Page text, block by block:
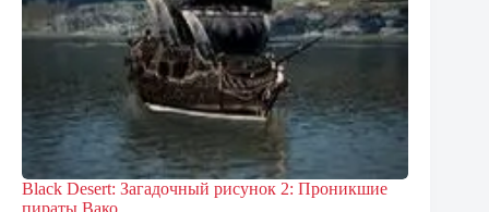
Black Desert: Загадочный рисунок 2: Проникшие
пираты Вако